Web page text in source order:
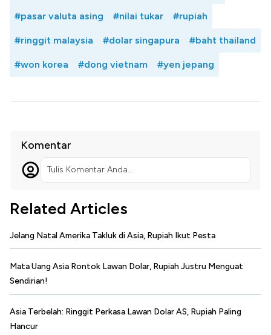
#pasar valuta asing #nilai tukar #rupiah
#ringgit malaysia #dolar singapura #baht thailand
#won korea #dong vietnam #yen jepang
Komentar
Tulis Komentar Anda...
Related Articles
Jelang Natal Amerika Takluk di Asia, Rupiah Ikut Pesta
Mata Uang Asia Rontok Lawan Dolar, Rupiah Justru Menguat
Sendirian!
Asia Terbelah: Ringgit Perkasa Lawan Dolar AS, Rupiah Paling
Hancur